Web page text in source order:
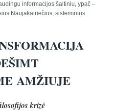
informacijos šaltiniu, ypač –
Naujakairiečius, sisteminius
AMŽIUJE
krizė